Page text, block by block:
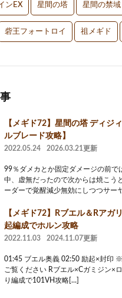
ンEX 星間の塔 星間の禁域
砦王フォートロイ 祖メギド
【メギド72】星間の塔 ディジ
ルブレード攻略】
2022.05.24 2026.03.21更新
99％ダメカとか固定ダメージの前で
中、虚無だったので次からは焼こう
ーダーで覚醒減少無効にしつつサー
【メギド72】Rブエル＆Rアガ
起編成でホルン攻略
2022.11.03 2024.11.07更新
01:45 ブエル奥義 02:50 励起×封印
ご覧ください Rブエル×Cガミジン×
り編成で101VH攻略[…]